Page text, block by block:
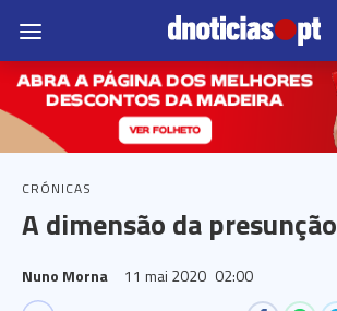
CRÓNICAS
A dimensão da presunção
Nuno Morna 11 mai 2020 02:00